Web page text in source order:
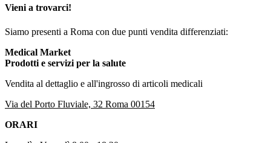
Vieni a trovarci!
Siamo presenti a Roma con due punti vendita differenziati:
Medical Market
Prodotti e servizi per la salute
Vendita al dettaglio e all'ingrosso di articoli medicali
Via del Porto Fluviale, 32 Roma 00154
ORARI